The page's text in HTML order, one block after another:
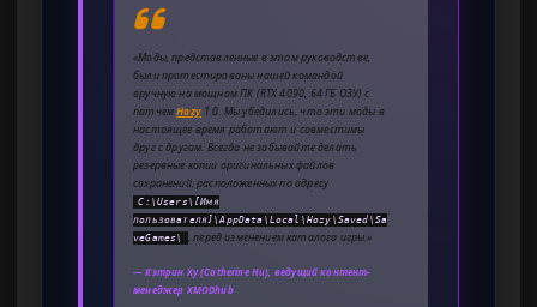
«Моды, представленные в этом руководстве,
были протестированы нашей командой
вручную на мощном ПК (RTX 4090, 64 ГБ ОЗУ) с
патчемHozy1.0. Мы убедились, что эти моды в
настоящее время работают и совместимы
друг с другом. Всегда не забывайте делать
резервные копии оригинальных файлов
сохранений, расположенных по адресу
C:\Users\[Имя
пользователя]\AppData\Local\Hozy\Saved\Sa
veGames\
, перед изменением каталога игры.»
— Кэтрин Ху (Catherine Hu), ведущий контент-
менеджер XMODhub